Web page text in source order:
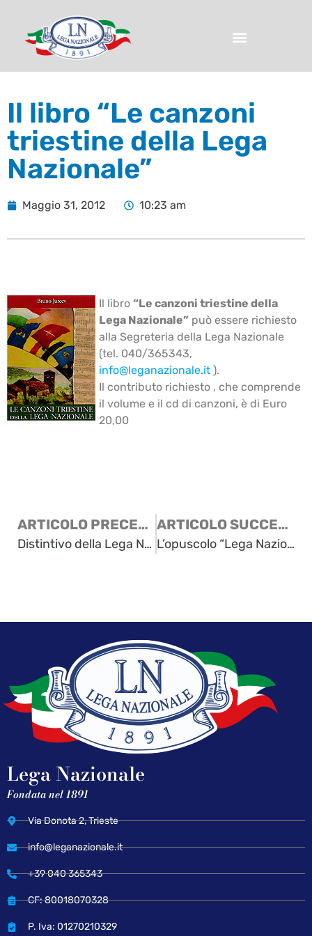
Il libro “Le canzoni
triestine della Lega
Nazionale”
Maggio 31, 2012 10:23 am
Il libro “Le canzoni triestine della
Lega Nazionale” può essere richiesto
alla Segreteria della Lega Nazionale
(tel. 040/365343,
info@leganazionale.it ).
Il contributo richiesto , che comprende
il volume e il cd di canzoni, è di Euro
20,00
ARTICOLO PRECEDENTE
Distintivo della Lega Nazionale
ARTICOLO SUCCESSIVO
L’opuscolo “Lega Nazionale – Storia di un Sodalizio che attraversa tre secoli”
Lega Nazionale
Fondata nel 1891
Via Donota 2, Trieste
info@leganazionale.it
+39 040 365343
CF: 80018070328
P. Iva: 01270210329